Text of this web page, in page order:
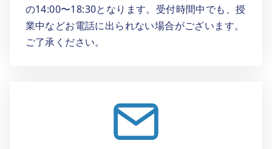
の14:00〜18:30となります。受付時間中でも、授
業中などお電話に出られない場合がございます。
ご了承ください。